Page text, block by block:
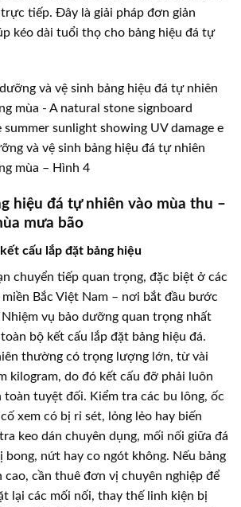
tiếp. Đây là giải pháp đơn giản
kéo dài tuổi thọ cho bảng hiệu đá tự
và vệ sinh bảng hiệu đá tự nhiên
mùa – Hình 4
hiệu đá tự nhiên vào mùa thu –
mưa bão
cấu lắp đặt bảng hiệu
chuyển tiếp quan trọng, đặc biệt ở các
Bắc Việt Nam – nơi bắt đầu bước
vụ bảo dưỡng quan trọng nhất
bộ kết cấu lắp đặt bảng hiệu đá.
thường có trọng lượng lớn, từ vài
kilogram, do đó kết cấu đỡ phải luôn
tuyệt đối. Kiểm tra các bu lông, ốc
xem có bị rỉ sét, lỏng lẻo hay biến
keo dán chuyên dụng, mối nối giữa đá
bong, nứt hay co ngót không. Nếu bảng
cao, cần thuê đơn vị chuyên nghiệp để
lại các mối nối, thay thế linh kiện bị